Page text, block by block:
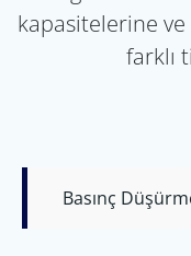
kapasitelerine
farklı
Basınç